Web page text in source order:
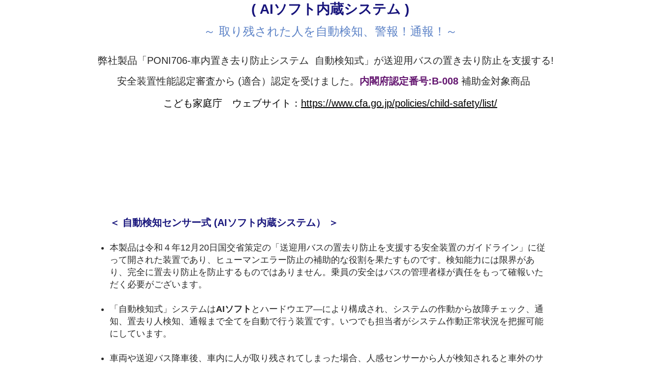
( AIソフト内蔵システム )
～ 取り残された人を自動検知、警報！通報！～
弊社製品「PONI706-車内置き去り防止システム 自動検知式」が送迎用バスの置き去り防止を支援する!
安全装置性能認定審査から (適合）認定を受けました。 内閣府認定番号:B-008 補助金対象商品
こども家庭庁 ウェブサイト： https://www.cfa.go.jp/policies/child-safety/list/
＜ 自動検知センサー式 (AIソフト内蔵システム） ＞
本製品は令和４年12月20日国交省策定の「送迎用バスの置去り防止を支援する安全装置のガイドライン」に従
って開された装置であり、ヒューマンエラー ​防止の補助的な役割を果たすものです。検知能力には限界があ
り、完全に置去り防止を防止するものではありません。乗員の安全はバスの管理者様が責任をもって確報いた
だく必要がございます。
「自動検知式」システムはAIソフト とハードウエア―により構成され、システムの作動から故障チェック、通
知、置去り人検知、通報まで全てを自動で行う装置です。いつでも担当者がシステム作動正常状況を把握可能
にしています。
車両や送迎バス降車後、車内に人が取り残されてしまった場合、人感センサーから人が検知されると車外のサ